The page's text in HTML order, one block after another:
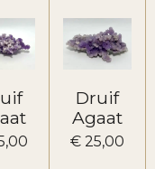
Druif
Agaat
€ 25,00